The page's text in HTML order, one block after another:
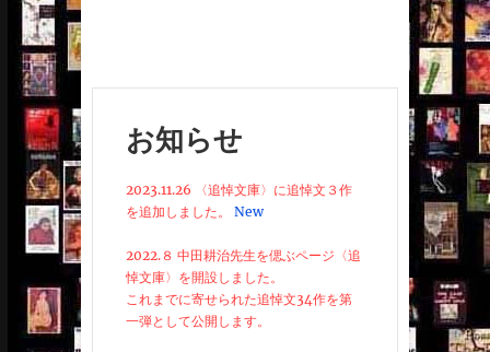
お知らせ
2023.11.26 〈追悼文庫〉に追悼文３作
を追加しました。
New
2022.８ 中田耕治先生を偲ぶページ〈追
悼文庫〉を開設しました。
これまでに寄せられた追悼文34作を第
一弾として公開します。